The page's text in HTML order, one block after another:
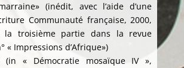
(inédit, avec l’aide d’une
Communauté française, 2000,
la troisième partie dans la revue
« Impressions d’Afrique»)
(in « Démocratie mosaïque IV »,